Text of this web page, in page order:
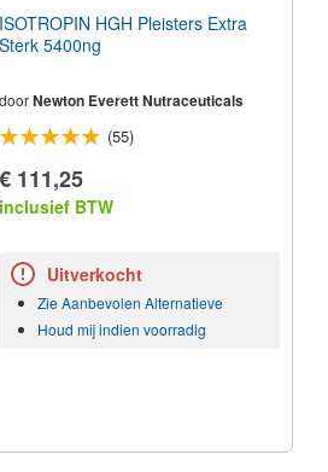
ISOTROPIN HGH Pleisters Extra
Sterk 5400ng
doorNewton Everett Nutraceuticals
(55)
€ 111,25
inclusief BTW
Uitverkocht
Zie Aanbevolen Alternatieve
Houd mij indien voorradig